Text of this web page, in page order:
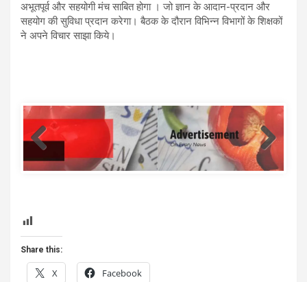
अभूतपूर्व और सहयोगी मंच साबित होगा । जो ज्ञान के आदान-प्रदान और
सहयोग की सुविधा प्रदान करेगा। बैठक के दौरान विभिन्न विभागों के शिक्षकों
ने अपने विचार साझा किये।
template
Share this:
X Facebook